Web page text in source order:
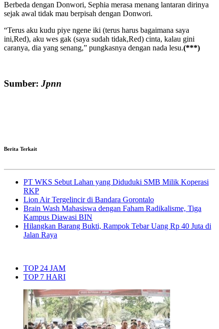
Berbeda dengan Donwori, Sephia merasa menang lantaran dirinya
sejak awal tidak mau berpisah dengan Donwori.
“Terus aku kudu piye ngene iki (terus harus bagaimana saya
ini,Red), aku wes gak (saya sudah tidak,Red) cinta, kalau gini
caranya, dia yang senang,” pungkasnya dengan nada lesu.(***)
Sumber: Jpnn
Berita Terkait
PT WKS Sebut Lahan yang Diduduki SMB Milik Koperasi
RKP
Lion Air Tergelincir di Bandara Gorontalo
Brain Wash Mahasiswa dengan Faham Radikalisme, Tiga
Kampus Diawasi BIN
Hilangkan Barang Bukti, Rampok Tebar Uang Rp 40 Juta di
Jalan Raya
TOP 24 JAM
TOP 7 HARI